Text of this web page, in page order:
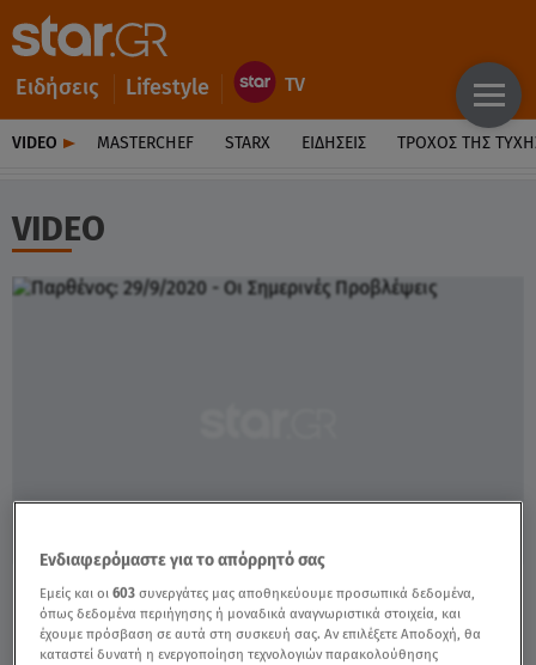
Ειδήσεις Lifestyle
VIDEO MASTERCHEF STARX ΕΙΔΉΣΕΙΣ ΤΡΟΧΌΣ ΤΗΣ
VIDEO
Παρθένος: 29/9/2020 - Οι Σημερινές
Προβλέψεις - Video
Ενδιαφερόμαστε για το απόρρητό σας
Εμείς και οι603 συνεργάτες μας αποθηκεύουμε προσωπικά δεδομένα,
όπως δεδομένα περιήγησης ή μοναδικά αναγνωριστικά στοιχεία, και
έχουμε πρόσβαση σε αυτά στη συσκευή σας. Αν επιλέξετε Αποδοχή, θα
καταστεί δυνατή η ενεργοποίηση τεχνολογιών παρακολούθησης